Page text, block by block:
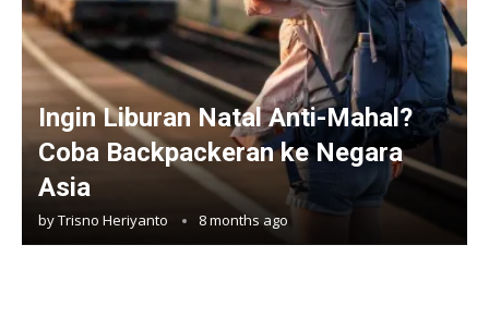
Ingin Liburan Natal Anti-Mahal?
Coba Backpackeran ke Negara
Asia
byTrisno Heriyanto 8 months ago